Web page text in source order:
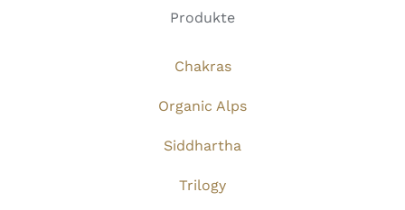
Produkte
Chakras
Organic Alps
Siddhartha
Trilogy